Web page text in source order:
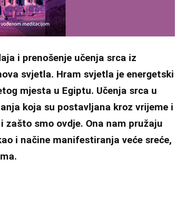
i prenošenje učenja srca iz
svjetla. Hram svjetla je energetski
mjesta u Egiptu. Učenja srca u
koja su postavljana kroz vrijeme i
smo ovdje. Ona nam pružaju
i načine manifestiranja veće sreće,